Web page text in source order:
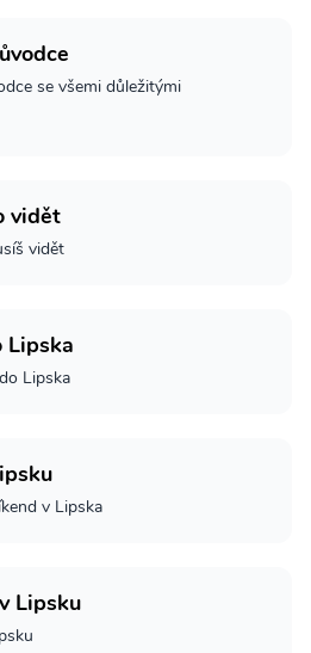
se všemi důležitými
vidět
vidět
Lipska
Lipska
v Lipska
Lipsku